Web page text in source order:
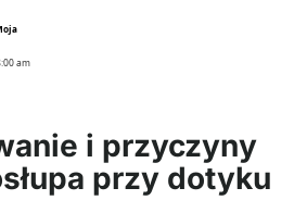
am
i przyczyny
przy dotyku